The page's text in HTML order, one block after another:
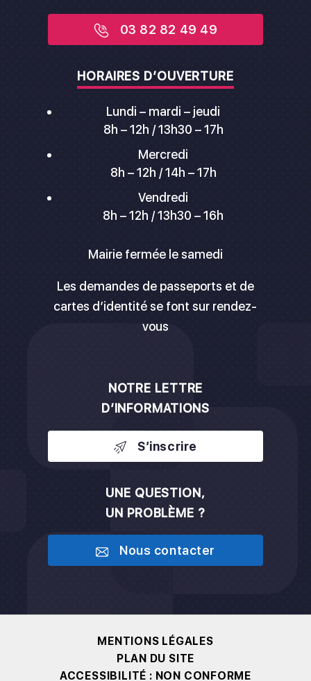
03 82 82 49 49
HORAIRES D’OUVERTURE
Lundi – mardi – jeudi
8h – 12h / 13h30 – 17h
Mercredi
8h – 12h / 14h – 17h
Vendredi
8h – 12h / 13h30 – 16h
Mairie fermée le samedi
Les demandes de passeports et de
cartes d’identité se font sur rendez-
vous
NOTRE LETTRE
D’INFORMATIONS
S’inscrire
UNE QUESTION,
UN PROBLÈME ?
Nous contacter
MENTIONS LÉGALES
PLAN DU SITE
ACCESSIBILITÉ : NON CONFORME